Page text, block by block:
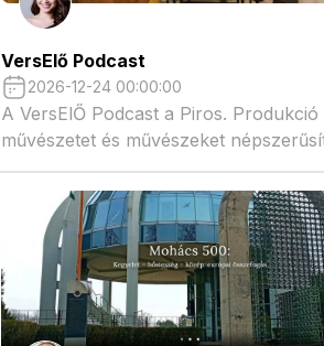
VersElő Podcast
2026-12-24 00:00:00
A VersElŐ Podcast a Piros. Produkció
művészetet és művészeket
beszélgető műsora